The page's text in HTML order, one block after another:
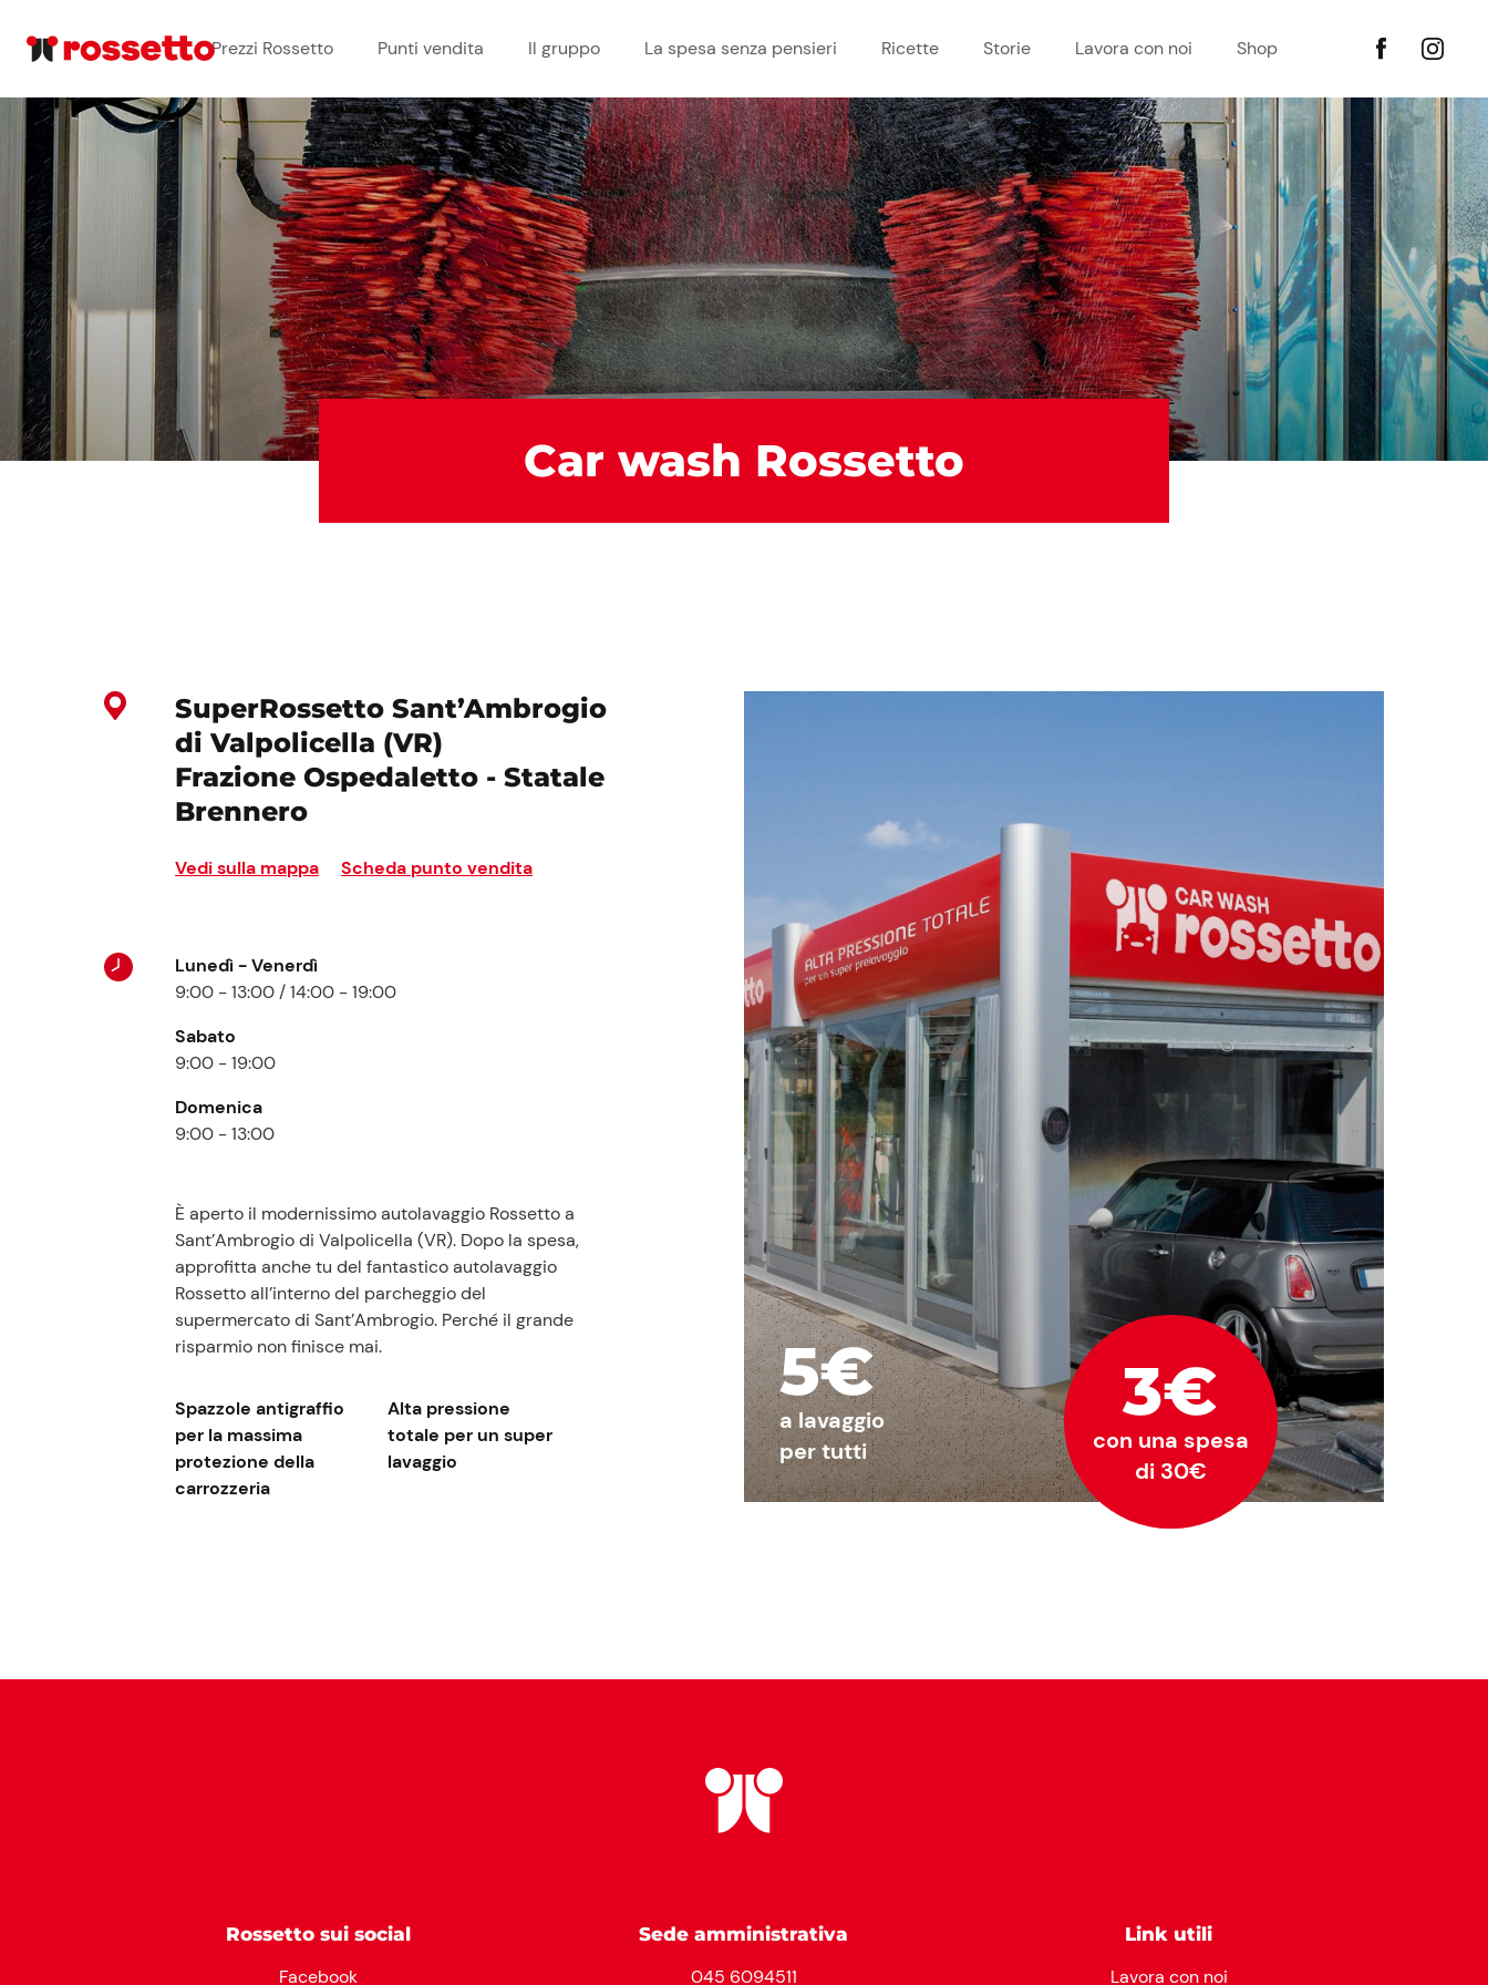
Prezzi Rossetto Punti vendita Il gruppo La spesa senza pensieri Ricette Storie Lavora con noi Shop
Prezzi Rossetto
Punti vendita
Il gruppo
Ricette
Storie
Lavora con noi
Shop
Car wash Rossetto
SuperRossetto Sant’Ambrogio
di Valpolicella (VR)
Frazione Ospedaletto - Statale
Brennero
Vedi sulla mappa Scheda punto vendita
Lunedì - Venerdì
9:00 - 13:00 / 14:00 - 19:00
Sabato
9:00 - 19:00
Domenica
9:00 - 13:00
È aperto il modernissimo autolavaggio Rossetto a
Sant’Ambrogio di Valpolicella (VR). Dopo la spesa,
approfitta anche tu del fantastico autolavaggio
Rossetto all’interno del parcheggio del
supermercato di Sant’Ambrogio. Perché il grande
risparmio non finisce mai.
Spazzole antigraffio
per la massima
protezione della
carrozzeria
Alta pressione
totale per un super
lavaggio
5€
a lavaggio
per tutti
3€
con una spesa
di 30€
Rossetto sui social
Facebook
Sede amministrativa
045 6094511
Link utili
Lavora con noi